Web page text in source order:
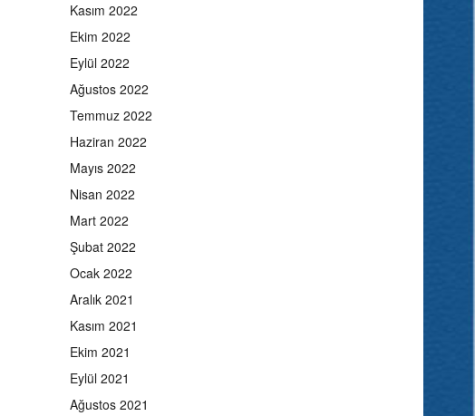
Kasım 2022
Ekim 2022
Eylül 2022
Ağustos 2022
Temmuz 2022
Haziran 2022
Mayıs 2022
Nisan 2022
Mart 2022
Şubat 2022
Ocak 2022
Aralık 2021
Kasım 2021
Ekim 2021
Eylül 2021
Ağustos 2021